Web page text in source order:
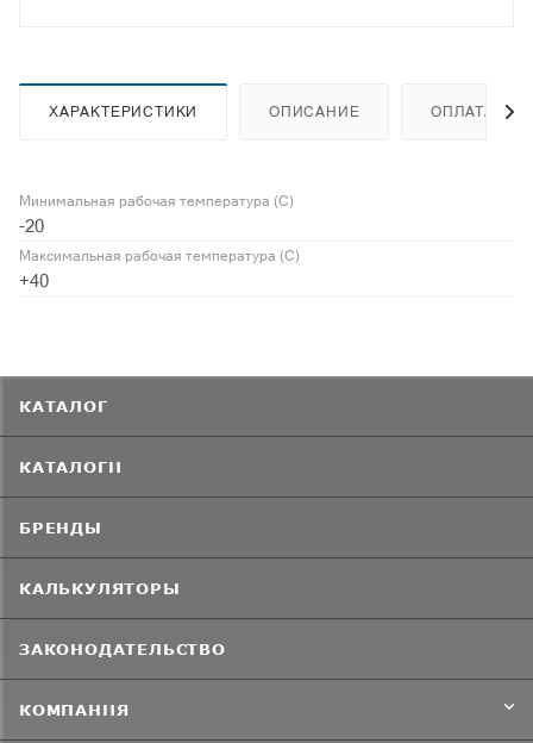
ХАРАКТЕРИСТИКИ ОПИСАНИЕ ОПЛАТА
Минимальная рабочая температура (С)
-20
Максимальная рабочая температура (С)
+40
КАТАЛОГ
КАТАЛОГИ
БРЕНДЫ
КАЛЬКУЛЯТОРЫ
ЗАКОНОДАТЕЛЬСТВО
КОМПАНИЯ